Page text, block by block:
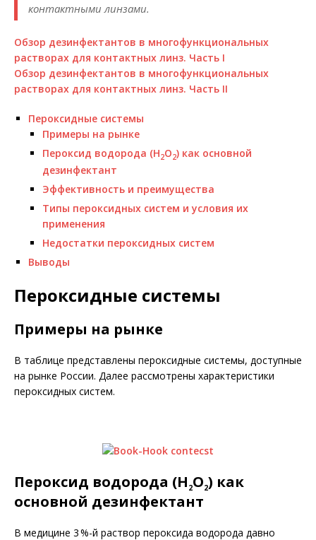
контактными линзами.
Обзор дезинфектантов в многофункциональных
растворах для контактных линз. Часть I
Обзор дезинфектантов в многофункциональных
растворах для контактных линз. Часть II
Пероксидные системы
Примеры на рынке
Пероксид водорода (H2O2) как основной
дезинфектант
Эффективность и преимущества
Типы пероксидных систем и условия их
применения
Недостатки пероксидных систем
Выводы
Пероксидные системы
Примеры на рынке
В таблице представлены пероксидные системы, доступные
на рынке России. Далее рассмотрены характеристики
пероксидных систем.
Пероксид водорода (H 2O2) как
основной дезинфектант
В медицине 3 %-й раствор пероксида водорода давно